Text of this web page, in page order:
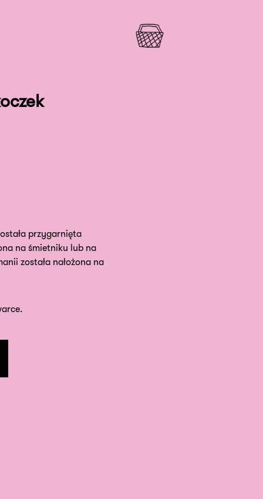
przygarnięta
na śmietniku lub na
została nałożona na